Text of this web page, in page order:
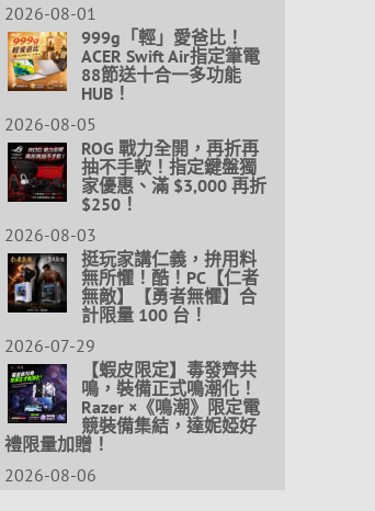
2026-08-01
999g「輕」愛爸比！
ACER Swift Air指定筆電
88節送十合一多功能
HUB！
2026-08-05
ROG 戰力全開，再折再
抽不手軟！指定鍵盤獨
家優惠、滿 $3,000 再折
$250！
2026-08-03
挺玩家講仁義，拚用料
無所懼！酷！PC【仁者
無敵】【勇者無懼】合
計限量 100 台！
2026-07-29
【蝦皮限定】毒發齊共
鳴，裝備正式鳴潮化！
Razer ×《鳴潮》限定電
競裝備集結，達妮婭好
禮限量加贈！
2026-08-06